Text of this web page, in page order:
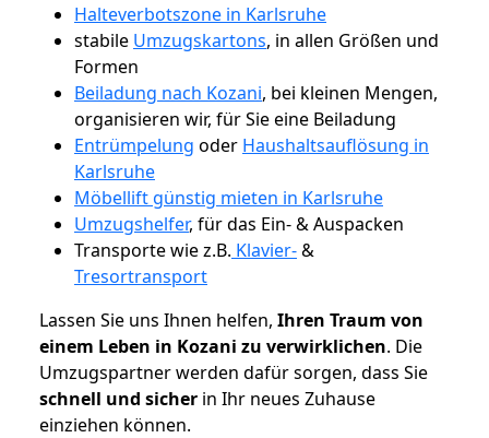
Halteverbotszone in Karlsruhe
stabile Umzugskartons, in allen Größen und
Formen
Beiladung nach Kozani, bei kleinen Mengen,
organisieren wir, für Sie eine Beiladung
Entrümpelung oder Haushaltsauflösung in
Karlsruhe
Möbellift günstig mieten in Karlsruhe
Umzugshelfer, für das Ein- & Auspacken
Transporte wie z.B. Klavier-&
Tresortransport
Lassen Sie uns Ihnen helfen, Ihren Traum von
einem Leben in Kozani zu verwirklichen. Die
Umzugspartner werden dafür sorgen, dass Sie
schnell und sicher in Ihr neues Zuhause
einziehen können.